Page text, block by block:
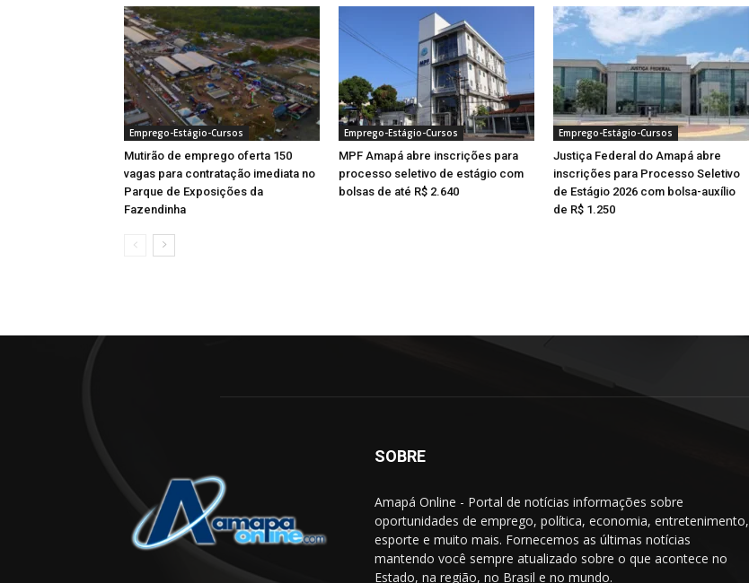
Emprego-Estágio-Cursos
Mutirão de emprego oferta 150
vagas para contratação imediata no
Parque de Exposições da
Fazendinha
Emprego-Estágio-Cursos
MPF Amapá abre inscrições para
processo seletivo de estágio com
bolsas de até R$ 2.640
Emprego-Estágio-Cursos
Justiça Federal do Amapá abre
inscrições para Processo Seletivo
de Estágio 2026 com bolsa-auxílio
de R$ 1.250
SOBRE
Amapá Online - Portal de notícias informações sobre
oportunidades de emprego, política, economia, entretenimento,
esporte e muito mais. Fornecemos as últimas notícias
mantendo você sempre atualizado sobre o que acontece no
Estado, na região, no Brasil e no mundo.